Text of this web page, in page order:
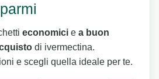
economici e a buon
di ivermectina.
e scegli quella ideale per te.